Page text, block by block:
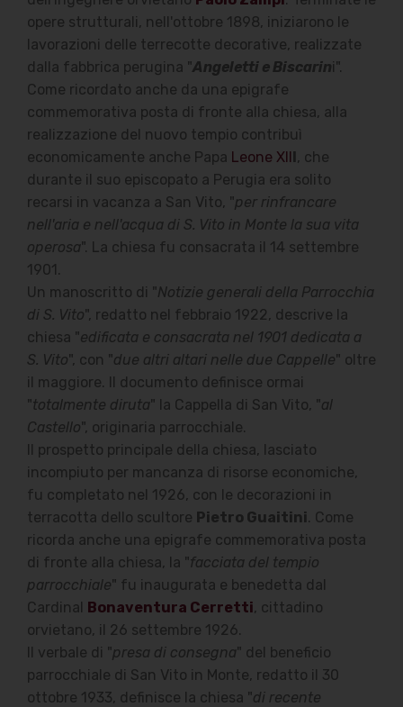
opere strutturali, nell'ottobre 1898, iniziarono le
lavorazioni delle terrecotte decorative, realizzate
dalla fabbrica perugina "Angeletti e Biscarini".
Come ricordato anche da una epigrafe
commemorativa posta di fronte alla chiesa, alla
realizzazione del nuovo tempio contribuì
economicamente anche Papa Leone XIII, che
durante il suo episcopato a Perugia era solito
recarsi in vacanza a San Vito, "per rinfrancare
nell'aria e nell'acqua di S. Vito in Monte la sua vita
operosa". La chiesa fu consacrata il 14 settembre
1901.
Un manoscritto di "Notizie generali della Parrocchia
di S. Vito", redatto nel febbraio 1922, descrive la
chiesa "edificata e consacrata nel 1901 dedicata a
S. Vito", con "due altri altari nelle due Cappelle" oltre
il maggiore. Il documento definisce ormai
"totalmente diruta" la Cappella di San Vito, "al
Castello", originaria parrocchiale.
Il prospetto principale della chiesa, lasciato
incompiuto per mancanza di risorse economiche,
fu completato nel 1926, con le decorazioni in
terracotta dello scultore Pietro Guaitini. Come
ricorda anche una epigrafe commemorativa posta
di fronte alla chiesa, la "facciata del tempio
parrocchiale" fu inaugurata e benedetta dal
Cardinal Bonaventura Cerretti, cittadino
orvietano, il 26 settembre 1926.
Il verbale di "presa di consegna" del beneficio
parrocchiale di San Vito in Monte, redatto il 30
ottobre 1933, definisce la chiesa "di recente